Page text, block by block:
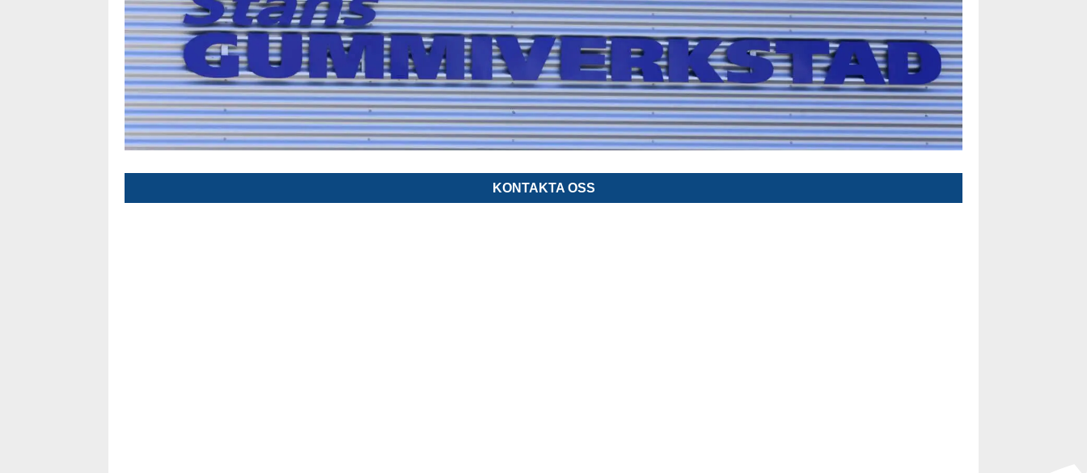
KONTAKTA OSS